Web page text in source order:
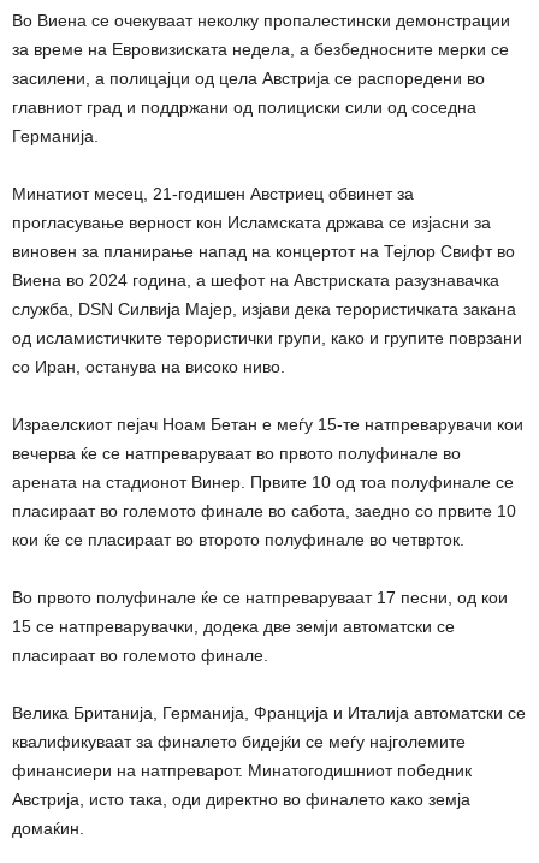
Во Виена се очекуваат неколку пропалестински демонстрации
за време на Евровизиската недела, а безбедносните мерки се
засилени, а полицајци од цела Австрија се распоредени во
главниот град и поддржани од полициски сили од соседна
Германија.
Минатиот месец, 21-годишен Австриец обвинет за
прогласување верност кон Исламската држава се изјасни за
виновен за планирање напад на концертот на Тејлор Свифт во
Виена во 2024 година, а шефот на Австриската разузнавачка
служба, DSN Силвија Мајер, изјави дека терористичката закана
од исламистичките терористички групи, како и групите поврзани
со Иран, останува на високо ниво.
Израелскиот пејач Ноам Бетан е меѓу 15-те натпреварувачи кои
вечерва ќе се натпреваруваат во првото полуфинале во
арената на стадионот Винер. Првите 10 од тоа полуфинале се
пласираат во големото финале во сабота, заедно со првите 10
кои ќе се пласираат во второто полуфинале во четврток.
Во првото полуфинале ќе се натпреваруваат 17 песни, од кои
15 се натпреварувачки, додека две земји автоматски се
пласираат во големото финале.
Велика Британија, Германија, Франција и Италија автоматски се
квалификуваат за финалето бидејќи се меѓу најголемите
финансиери на натпреварот. Минатогодишниот победник
Австрија, исто така, оди директно во финалето како земја
домаќин.